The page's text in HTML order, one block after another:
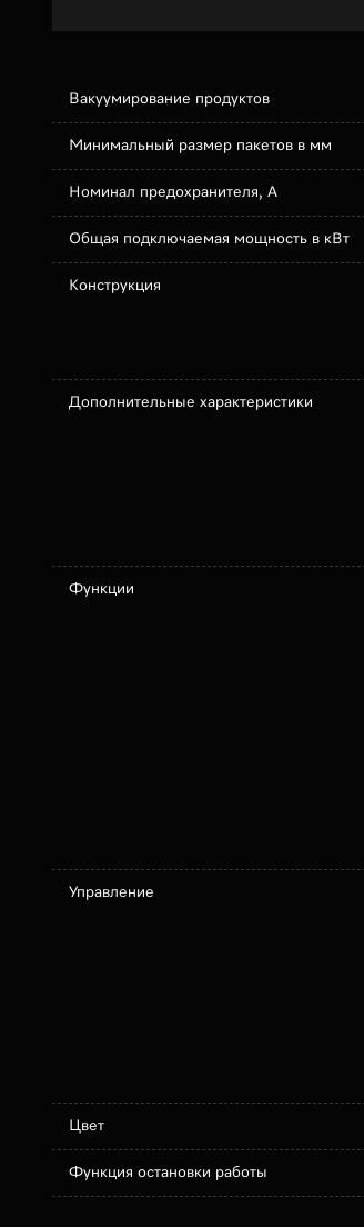
Вакуумирование продуктов
Минимальный размер пакетов в мм
Номинал предохранителя, А
Общая подключаемая мощность в кВт
Конструкция
Дополнительные характеристики
Функции
Управление
Цвет
Функция остановки работы